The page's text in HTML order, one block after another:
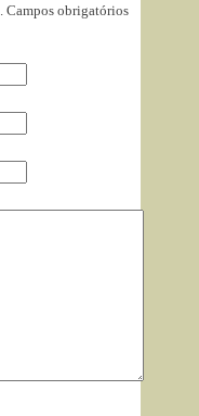
Campos obrigatórios